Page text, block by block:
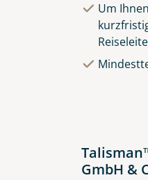
Um
GmbH &